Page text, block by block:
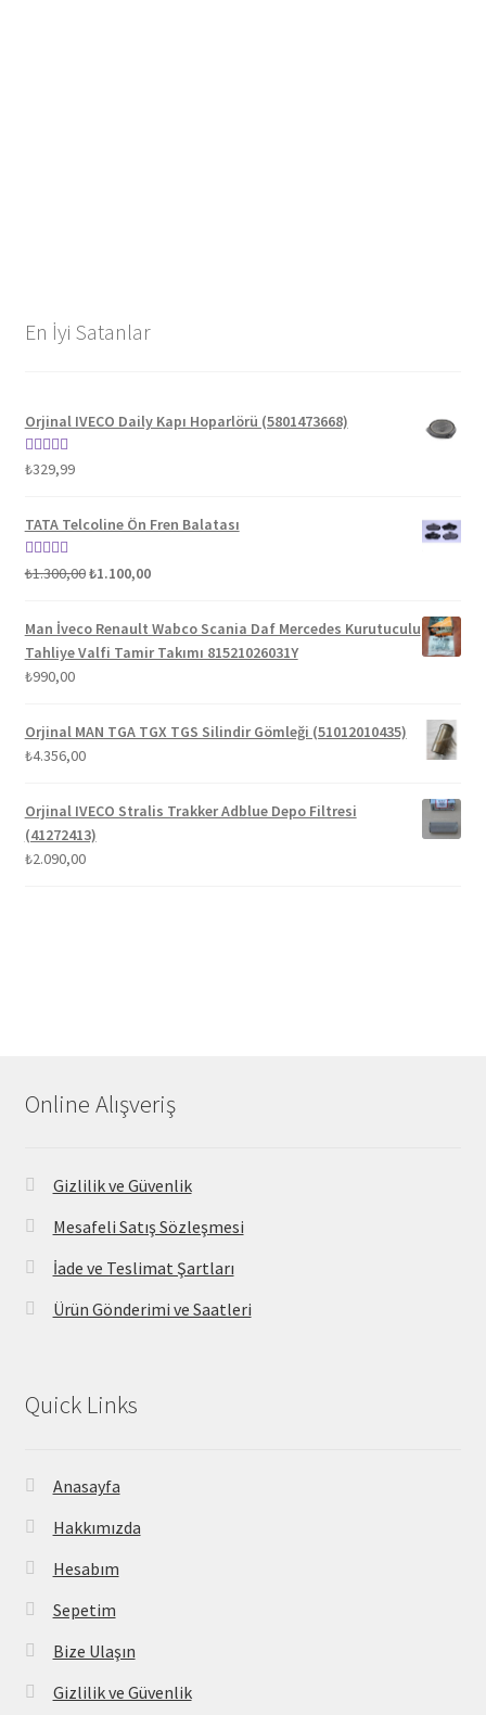
En İyi Satanlar
Orjinal IVECO Daily Kapı Hoparlörü (5801473668)
5 üzerinden
₺329,99
TATA Telcoline Ön Fren Balatası
5 üzerinden
₺1.300,00Orijinal
₺1.300,00.
₺1.100,00Şu
fiyat:
₺1.100,00.
Man İveco Renault Wabco Scania Daf Mercedes Kurutuculu
Tahliye Valfi Tamir Takımı 81521026031Y
₺990,00
Orjinal MAN TGA TGX TGS Silindir Gömleği (51012010435)
₺4.356,00
Orjinal IVECO Stralis Trakker Adblue Depo Filtresi
(41272413)
₺2.090,00
Online Alışveriş
Gizlilik ve Güvenlik
Mesafeli Satış Sözleşmesi
İade ve Teslimat Şartları
Ürün Gönderimi ve Saatleri
Quick Links
Anasayfa
Hakkımızda
Hesabım
Sepetim
Bize Ulaşın
Gizlilik ve Güvenlik